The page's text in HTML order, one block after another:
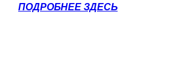
ПОДРОБНЕЕ ЗДЕСЬ